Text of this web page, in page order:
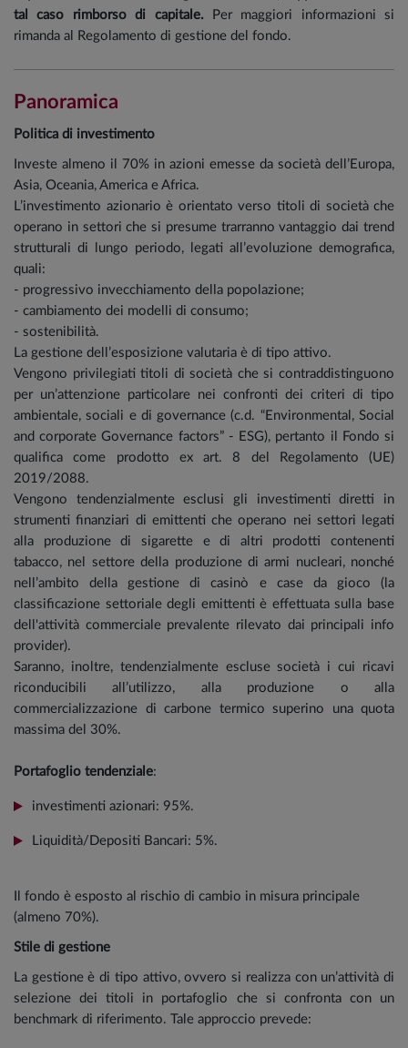
tal caso rimborso di capitale.Per maggiori informazioni si
rimanda al Regolamento di gestione del fondo.
Panoramica
Politica di investimento
Investe almeno il 70% in azioni emesse da società dell’Europa,
Asia, Oceania, America e Africa.
L’investimento azionario è orientato verso titoli di società che
operano in settori che si presume trarranno vantaggio dai trend
strutturali di lungo periodo, legati all’evoluzione demografica,
quali:
- progressivo invecchiamento della popolazione;
- cambiamento dei modelli di consumo;
- sostenibilità.
La gestione dell’esposizione valutaria è di tipo attivo.
Vengono privilegiati titoli di società che si contraddistinguono
per un’attenzione particolare nei confronti dei criteri di tipo
ambientale, sociali e di governance (c.d. “Environmental, Social
and corporate Governance factors” - ESG), pertanto il Fondo si
qualifica come prodotto ex art. 8 del Regolamento (UE)
2019/2088.
Vengono tendenzialmente esclusi gli investimenti diretti in
strumenti finanziari di emittenti che operano nei settori legati
alla produzione di sigarette e di altri prodotti contenenti
tabacco, nel settore della produzione di armi nucleari, nonché
nell’ambito della gestione di casinò e case da gioco (la
classificazione settoriale degli emittenti è effettuata sulla base
dell'attività commerciale prevalente rilevato dai principali info
provider).
Saranno, inoltre, tendenzialmente escluse società i cui ricavi
riconducibili all’utilizzo, alla produzione o alla
commercializzazione di carbone termico superino una quota
massima del 30%.
Portafoglio tendenziale:
investimenti azionari: 95%.
Liquidità/Depositi Bancari: 5%.
Il fondo è esposto al rischio di cambio in misura principale
(almeno 70%).
Stile di gestione
La gestione è di tipo attivo, ovvero si realizza con un’attività di
selezione dei titoli in portafoglio che si confronta con un
benchmark di riferimento. Tale approccio prevede: